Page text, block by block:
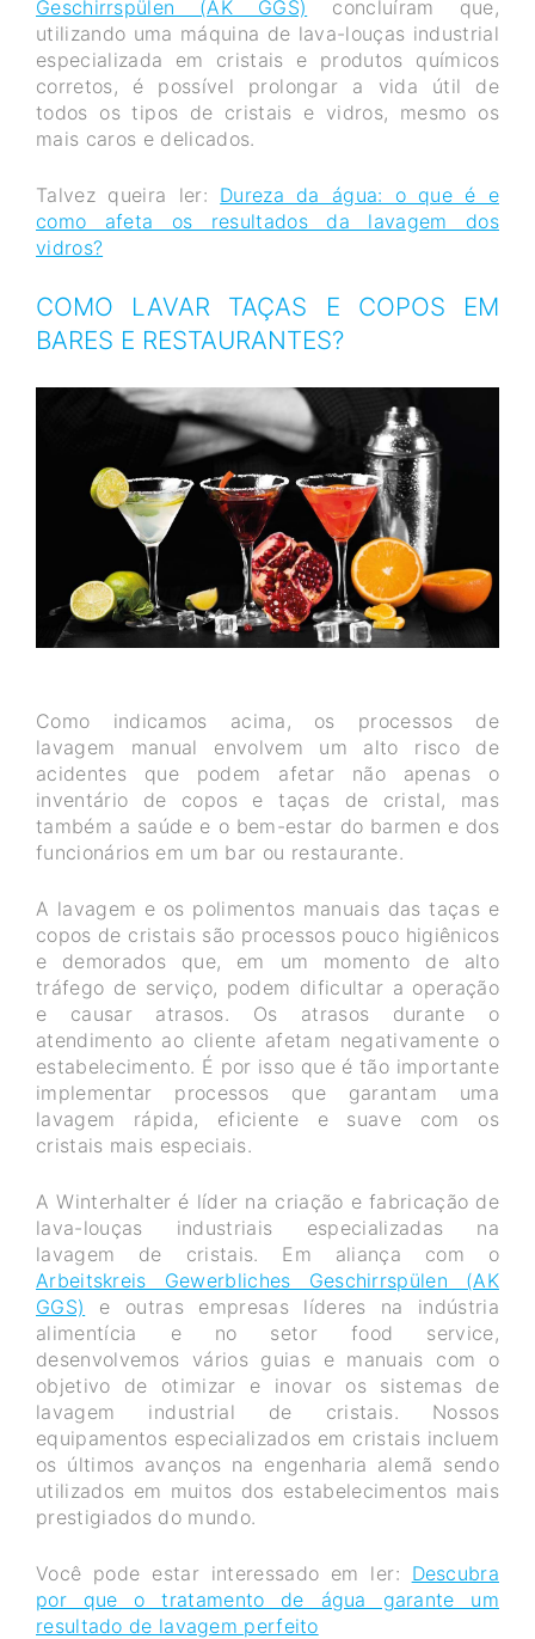
Geschirrspülen (AK GGS)
concluíram que,
utilizando uma máquina de lava-louças industrial
especializada em cristais e produtos químicos
corretos, é possível prolongar a vida útil de
todos os tipos de cristais e vidros, mesmo os
mais caros e delicados.
Talvez queira ler: Dureza da água: o que é e
como afeta os resultados da lavagem dos
vidros?
COMO LAVAR TAÇAS E COPOS EM
BARES E RESTAURANTES?
Como indicamos acima, os processos de
lavagem manual envolvem um alto risco de
acidentes que podem afetar não apenas o
inventário de copos e taças de cristal, mas
também a saúde e o bem-estar do barmen e dos
funcionários em um bar ou restaurante.
A lavagem e os polimentos manuais das taças e
copos de cristais são processos pouco higiênicos
e demorados que, em um momento de alto
tráfego de serviço, podem dificultar a operação
e causar atrasos. Os atrasos durante o
atendimento ao cliente afetam negativamente o
estabelecimento. É por isso que é tão importante
implementar processos que garantam uma
lavagem rápida, eficiente e suave com os
cristais mais especiais.
A Winterhalter é líder na criação e fabricação de
lava-louças industriais especializadas na
lavagem de cristais. Em aliança com o
Arbeitskreis Gewerbliches Geschirrspülen (AK
GGS)
e outras empresas líderes na indústria
alimentícia e no setor food service,
desenvolvemos vários guias e manuais com o
objetivo de otimizar e inovar os sistemas de
lavagem industrial de cristais. Nossos
equipamentos especializados em cristais incluem
os últimos avanços na engenharia alemã sendo
utilizados em muitos dos estabelecimentos mais
prestigiados do mundo.
Você pode estar interessado em ler: Descubra
por que o tratamento de água garante um
resultado de lavagem perfeito